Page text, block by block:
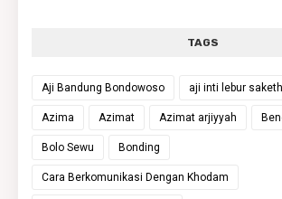
TAGS
Aji Bandung Bondowoso aji inti lebur
Azima Azimat Azimat arjiyyah
Bolo Sewu Bonding
Cara Berkomunikasi Dengan Khodam